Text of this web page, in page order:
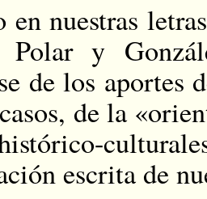
en nuestras
Polar y
de los aportes
de la
escrita de